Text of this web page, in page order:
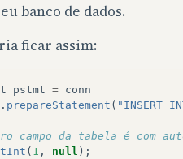
banco de dados.
ficar assim:
pstmt = conn
. prepareStatement ( "INSERT
campo da tabela é com
( 1 , null );